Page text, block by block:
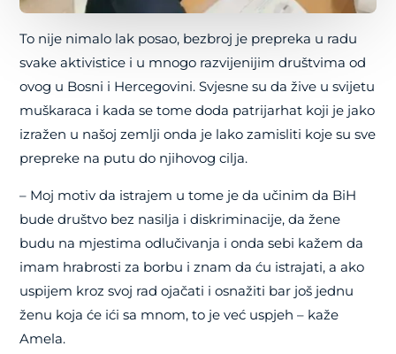
To nije nimalo lak posao, bezbroj je prepreka u radu
svake aktivistice i u mnogo razvijenijim društvima od
ovog u Bosni i Hercegovini. Svjesne su da žive u svijetu
muškaraca i kada se tome doda patrijarhat koji je jako
izražen u našoj zemlji onda je lako zamisliti koje su sve
prepreke na putu do njihovog cilja.
– Moj motiv da istrajem u tome je da učinim da BiH
bude društvo bez nasilja i diskriminacije, da žene
budu na mjestima odlučivanja i onda sebi kažem da
imam hrabrosti za borbu i znam da ću istrajati, a ako
uspijem kroz svoj rad ojačati i osnažiti bar još jednu
ženu koja će ići sa mnom, to je već uspjeh – kaže
Amela.